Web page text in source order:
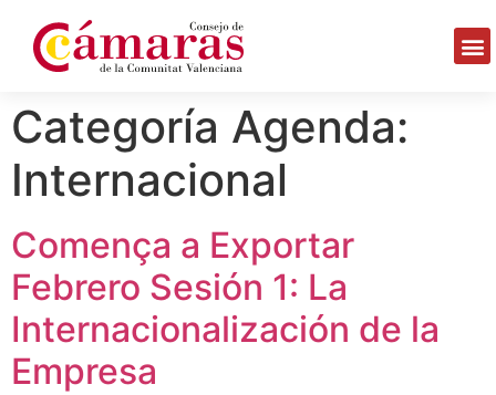
Categoría Agenda:
Internacional
Comença a Exportar
Febrero Sesión 1: La
Internacionalización de la
Empresa